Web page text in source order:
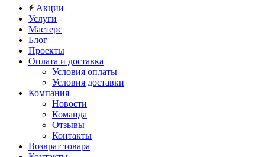
Акции
Услуги
Мастерс
Блог
Проекты
Оплата и доставка
Условия оплаты
Условия доставки
Компания
Новости
Команда
Отзывы
Контакты
Возврат товара